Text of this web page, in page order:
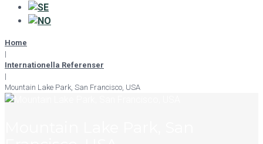
Home
|
Internationella Referenser
|
Mountain Lake Park, San Francisco, USA